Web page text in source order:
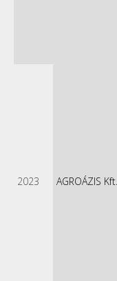
2023 AGROÁZIS Kft.